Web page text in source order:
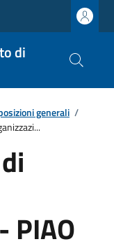
di
generali /
PIAO